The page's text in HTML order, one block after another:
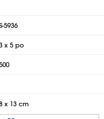
5936
x 5 po
x 13 cm